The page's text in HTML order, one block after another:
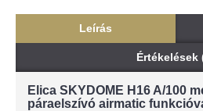
Leírás
Értékelések
Elica SKYDOME H16 A/100
páraelszívó airmatic